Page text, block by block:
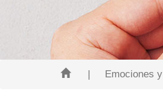
| Emociones y